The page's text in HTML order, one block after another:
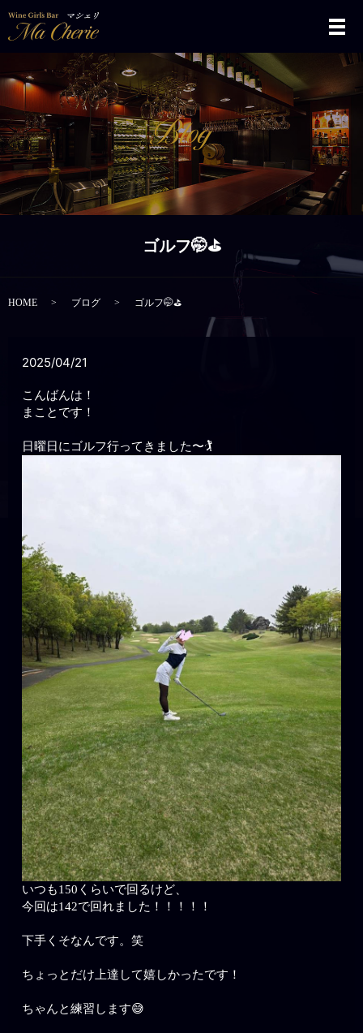
メ
ゴルフ🤭⛳
HOME ブログ ゴルフ🤭⛳
2025/04/21
こんばんは！
まことです！
日曜日にゴルフ行ってきました〜🏌
いつも150くらいで回るけど、
今回は142で回れました！！！！！
下手くそなんです。笑
ちょっとだけ上達して嬉しかったです！
ちゃんと練習します😅